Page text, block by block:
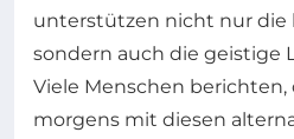
unterstützen nicht nur die
sondern auch die geistige
Viele Menschen berichten,
morgens mit diesen